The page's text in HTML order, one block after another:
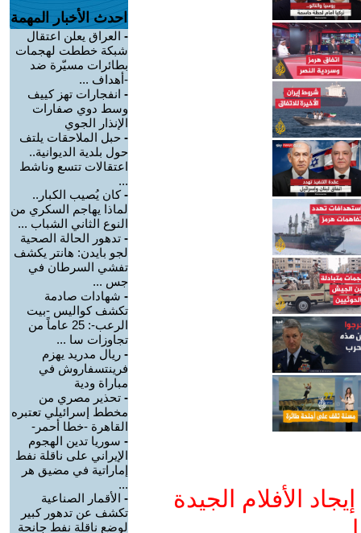
الأفلام الجيدة
احدث الأخبار المهمة
- العراق يعلن اعتقال
شبكة خططت لهجمات
بطائرات مسيّرة ضد
-أهداف ...
- انفجارات تهز كييف
وسط دوي صفارات
الإنذار الجوي
- حبل الملاحقات يلتف
حول بلدية الديوانية..
اعتقالات تتسع وناشط
...
-كان يُصيب الكبار..
لماذا يهاجم السكري من
النوع الثاني الشباب ...
- تدهور الحالة الصحية
لجو بايدن: هانتر يكشف
تفشي السرطان في
جس ...
- شهادات صادمة
تكشف كواليس -بيت
الرعب-: 25 عاماً من
تجاوزات سا ...
- ريال مدريد يهزم
فرينتسفاروش في
مباراة ودية
- تحذير مصري من
مخطط إسرائيلي تعتبره
القاهرة -خطا أحمر-
- سوريا تدين الهجوم
الإيراني على ناقلة نفط
إماراتية في مضيق هر
...
- الأقمار الصناعية
تكشف عن تدهور كبير
لوضع ناقلة نفط جانحة